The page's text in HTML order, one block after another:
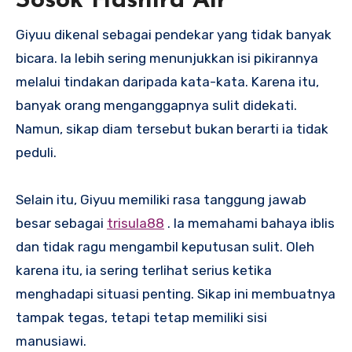
Giyuu dikenal sebagai pendekar yang tidak banyak
bicara. Ia lebih sering menunjukkan isi pikirannya
melalui tindakan daripada kata-kata. Karena itu,
banyak orang menganggapnya sulit didekati.
Namun, sikap diam tersebut bukan berarti ia tidak
peduli.
Selain itu, Giyuu memiliki rasa tanggung jawab
besar sebagai trisula88 . Ia memahami bahaya iblis
dan tidak ragu mengambil keputusan sulit. Oleh
karena itu, ia sering terlihat serius ketika
menghadapi situasi penting. Sikap ini membuatnya
tampak tegas, tetapi tetap memiliki sisi
manusiawi.